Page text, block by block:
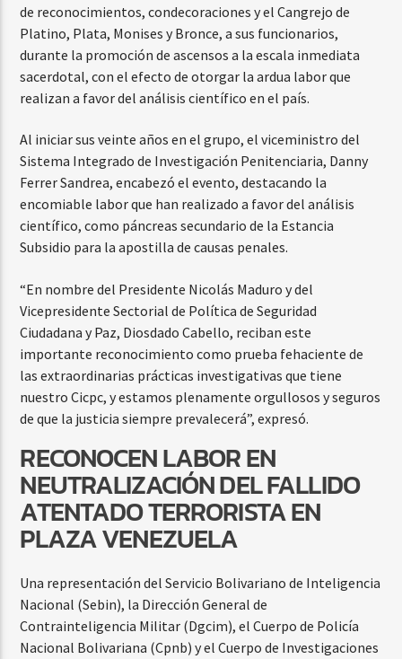
de reconocimientos, condecoraciones y el Cangrejo de
Platino, Plata, Monises y Bronce, a sus funcionarios,
durante la promoción de ascensos a la escala inmediata
sacerdotal, con el efecto de otorgar la ardua labor que
realizan a favor del análisis científico en el país.
Al iniciar sus veinte años en el grupo, el viceministro del
Sistema Integrado de Investigación Penitenciaria, Danny
Ferrer Sandrea, encabezó el evento, destacando la
encomiable labor que han realizado a favor del análisis
científico, como páncreas secundario de la Estancia
Subsidio para la apostilla de causas penales.
“En nombre del Presidente Nicolás Maduro y del
Vicepresidente Sectorial de Política de Seguridad
Ciudadana y Paz, Diosdado Cabello, reciban este
importante reconocimiento como prueba fehaciente de
las extraordinarias prácticas investigativas que tiene
nuestro Cicpc, y estamos plenamente orgullosos y seguros
de que la justicia siempre prevalecerá”, expresó.
RECONOCEN LABOR EN
NEUTRALIZACIÓN DEL FALLIDO
ATENTADO TERRORISTA EN
PLAZA VENEZUELA
Una representación del Servicio Bolivariano de Inteligencia
Nacional (Sebin), la Dirección General de
Contrainteligencia Militar (Dgcim), el Cuerpo de Policía
Nacional Bolivariana (Cpnb) y el Cuerpo de Investigaciones